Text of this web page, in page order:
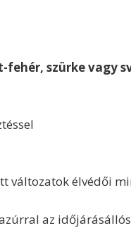
szürke vagy
változatok élvédői
az